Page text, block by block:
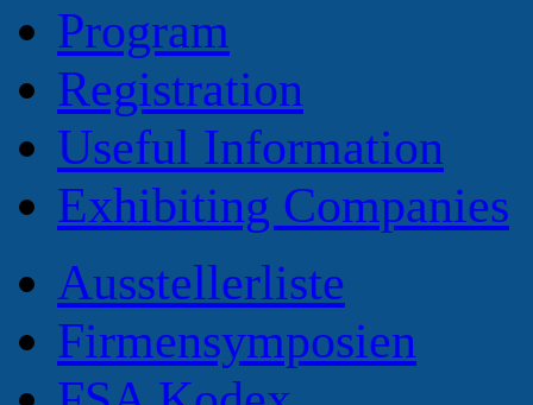
Program
Registration
Useful Information
Exhibiting Companies
Ausstellerliste
Firmensymposien